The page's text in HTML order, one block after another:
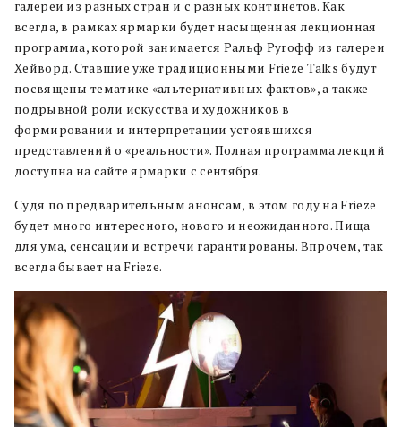
галереи из разных стран и с разных континетов. Как
всегда, в рамках ярмарки будет насыщенная лекционная
программа, которой занимается Ральф Ругофф из галереи
Хейворд. Ставшие уже традиционными Frieze Talks будут
посвящены тематике «альтернативных фактов», а также
подрывной роли искусства и художников в
формировании и интерпретации устоявшихся
представлений о «реальности». Полная программа лекций
доступна на сайте ярмарки с сентября.
Судя по предварительным анонсам, в этом году на Frieze
будет много интересного, нового и неожиданного. Пища
для ума, сенсации и встречи гарантированы. Впрочем, так
всегда бывает на Frieze.